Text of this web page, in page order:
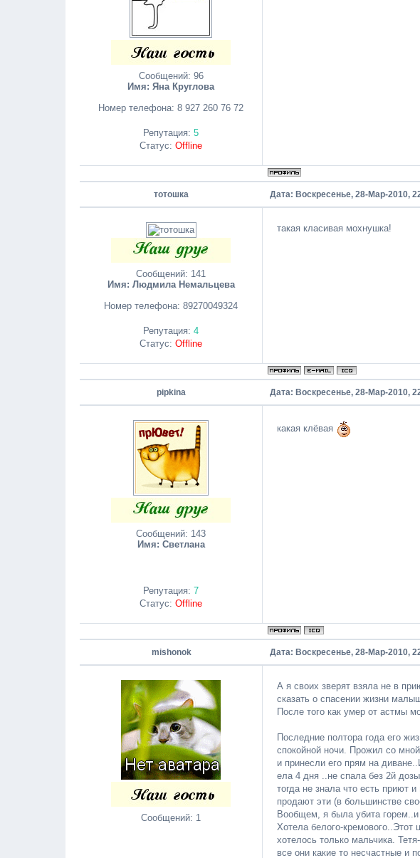
Сообщений: 96
Имя: Яна Круглова
Номер телефона: 8 927 260 76 72
Репутация: 5
Статус: Offline
тотошка Дата: Воскресенье, 28-Мар-2010,
Сообщений: 141
Имя: Людмила Немальцева
Номер телефона: 89270049324
Репутация: 4
Статус: Offline
такая класивая мохнушка!
pipkina Дата: Воскресенье, 28-Мар-2010,
Сообщений: 143
Имя: Светлана
Репутация: 7
Статус: Offline
какая клёвая
mishonok Дата: Воскресенье, 28-Мар-2010,
Сообщений: 1
А я своих зверят взяла не в
сказать о спасении жизни
После того как умер от астмы
Последние полтора года его
спокойной ночи. Прожил со
и принесли его прям на
ела 4 дня ..не спала без 2й
тогда не знала что есть приют
продают эти (в большинстве
Вообщем, я была убита
Хотела белого-
хотелось только мальчика.
все они какие то несчастные и